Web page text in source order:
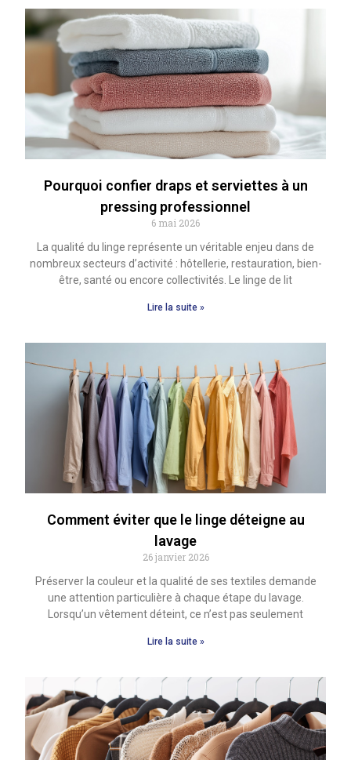
Pourquoi confier draps et serviettes à un
pressing professionnel
6 mai 2026
La qualité du linge représente un véritable enjeu dans de
nombreux secteurs d’activité : hôtellerie, restauration, bien-
être, santé ou encore collectivités. Le linge de lit
Lire la suite »
Comment éviter que le linge déteigne au
lavage
26 janvier 2026
Préserver la couleur et la qualité de ses textiles demande
une attention particulière à chaque étape du lavage.
Lorsqu’un vêtement déteint, ce n’est pas seulement
Lire la suite »